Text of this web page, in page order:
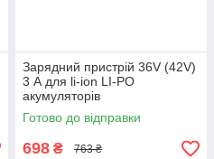
Зарядний пристрій 36V (42V)
3 А для li-ion LI-PO
акумуляторів
Готово до відправки
698 ₴ 763 ₴